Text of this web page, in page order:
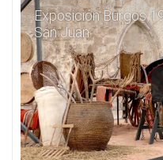
Exposición Burgos
San Juan